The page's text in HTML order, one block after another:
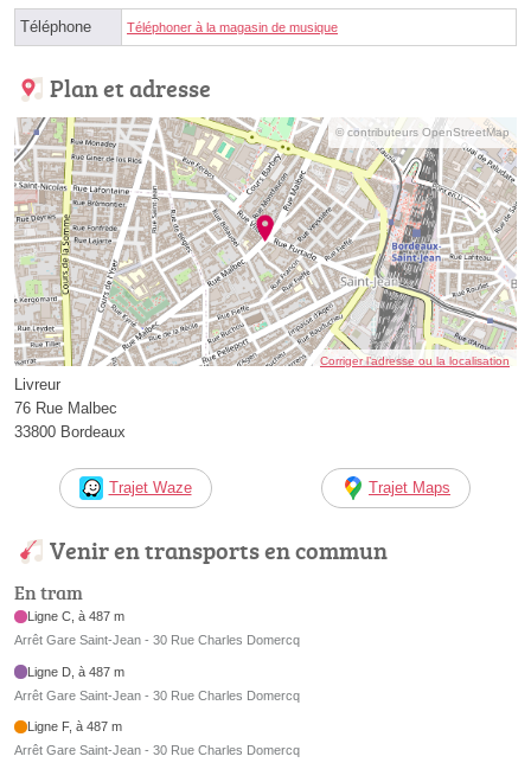
Téléphone Téléphoner à la magasin de musique
Plan et adresse
© contributeurs OpenStreetMap
Corriger l’adresse ou la localisation
Livreur
76 Rue Malbec
33800 Bordeaux
Trajet Waze Trajet Maps
Venir en transports en commun
En tram
Ligne C, à 487 m
Arrêt Gare Saint-Jean - 30 Rue Charles Domercq
Ligne D, à 487 m
Arrêt Gare Saint-Jean - 30 Rue Charles Domercq
Ligne F, à 487 m
Arrêt Gare Saint-Jean - 30 Rue Charles Domercq